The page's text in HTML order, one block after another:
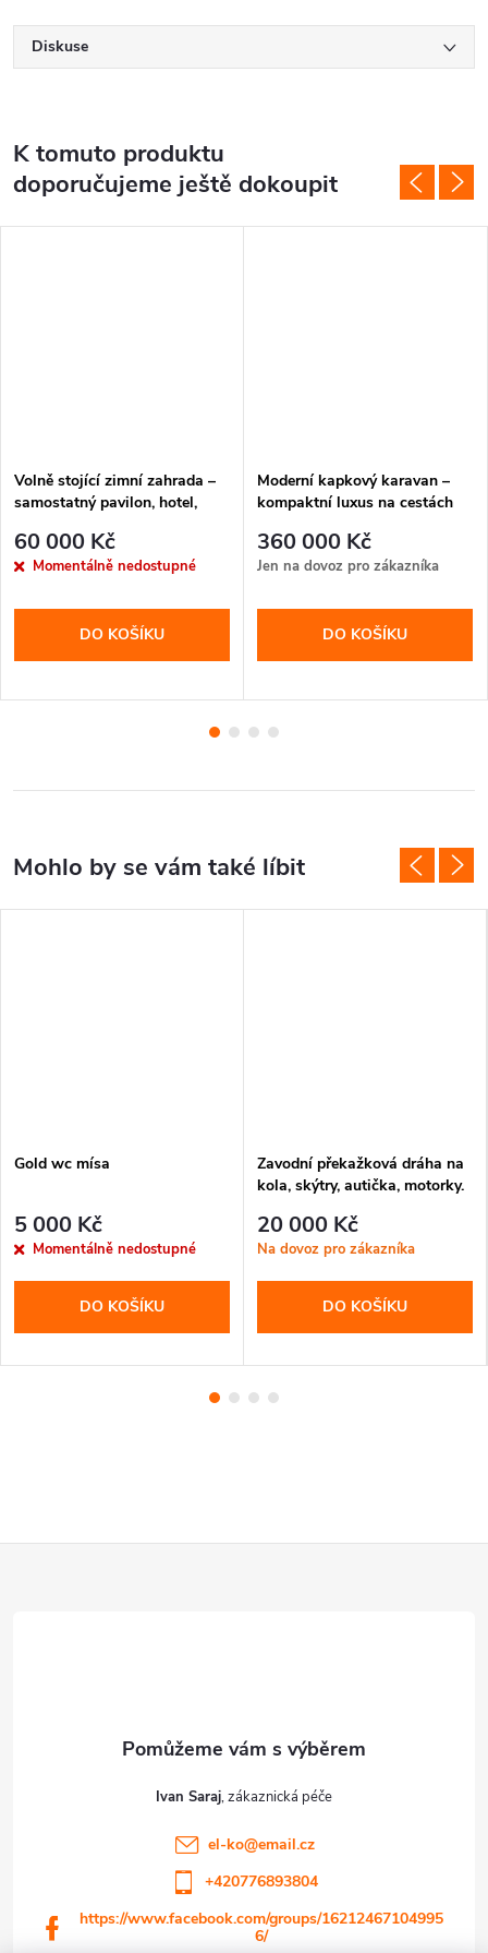
Diskuse
K tomuto produktu
doporučujeme ještě dokoupit
Volně stojící zimní zahrada –
samostatný pavilon, hotel,
60 000 Kč
Momentálně nedostupné
DO KOŠÍKU
Moderní kapkový karavan –
kompaktní luxus na cestách
360 000 Kč
Jen na dovoz pro zákazníka
DO KOŠÍKU
Gold wc mísa
5 000 Kč
Momentálně nedostupné
DO KOŠÍKU
Zavodní překažková dráha na
kola, skýtry, autička, motorky.
20 000 Kč
Na dovoz pro zákazníka
DO KOŠÍKU
Ivan Saraj
el-ko@email.cz
+420776893804
https://www.facebook.com/groups/16212467104995
6/